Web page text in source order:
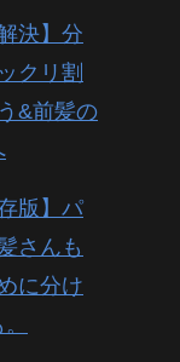
決】分
クリ割
&前髪の
版】パ
さんも
に分け